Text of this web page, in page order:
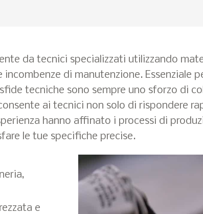
da tecnici specializzati utilizzando
di manutenzione. Essenziale
tecniche sono sempre uno sforzo di
ai tecnici non solo di rispondere
hanno affinato i processi di
le tue specifiche precise.
e